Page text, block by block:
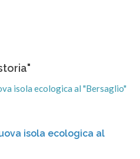
isola ecologica al